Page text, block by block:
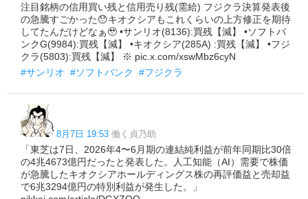
注目銘柄の信用買い残と信用売り残(需給) フジクラ決算発表後
の急騰すごかった😯キオクシアもこれくらいの上方修正を期待
してたんだけどなぁ🥹 •サンリオ(8136):買残【減】 •ソフトバ
ンクG(9984):買残【減】 •キオクシア(285A) :買残【減】 •フジ
クラ(5803):買残【減】 ※ pic.x.com/xswMbz6cyN
#サンリオ #ソフトバンク #フジクラ
8月7日 19:53 働く貞乃助
「東芝は7日、2026年4〜6月期の連結純利益が前年同期比30倍
の4兆4673億円だったと発表した。人工知能（AI）需要で株価
が急騰したキオクシアホールディングス株の再評価益と売却益
で6兆3294億円の特別利益が発生した。」